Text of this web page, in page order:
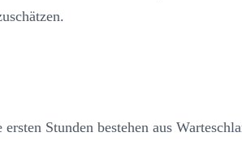
Stunden bestehen aus